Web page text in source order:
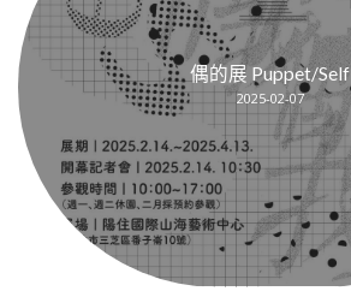
偶的展 Puppet/Self
2025-02-07